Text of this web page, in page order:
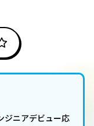
ニアデビュー応